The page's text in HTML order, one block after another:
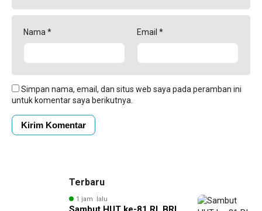
Nama * Email *
Simpan nama, email, dan situs web saya pada peramban ini
untuk komentar saya berikutnya.
Terbaru
1 jam lalu